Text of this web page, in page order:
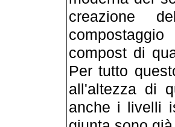
creazione
compost di
Per tutto
all'altezza di
anche i livelli